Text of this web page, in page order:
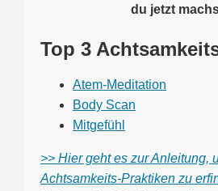
du jetzt
Top 3
Atem-Meditation
Body Scan
Mitgefühl
>> Hier geht es zur Anleitung,
Achtsamkeits-Praktiken zu